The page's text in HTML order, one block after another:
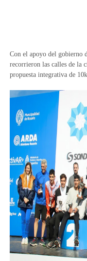
Con el apoyo del gobierno
recorrieron las calles de la
propuesta integrativa de